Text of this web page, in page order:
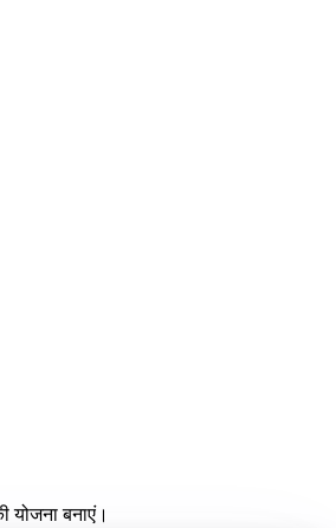
योजना बनाएं।